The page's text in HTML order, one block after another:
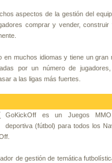
aspectos de la gestión del
comprar y vender, construir
en muchos idiomas y tiene un gran
por un número de
a las ligas más fuertes.
GoKickOff es un Juegos
deportiva (fútbol) para todos los
de gestión de temática